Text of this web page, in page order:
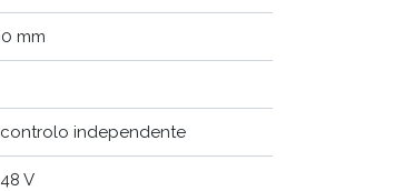
mm
independente
V